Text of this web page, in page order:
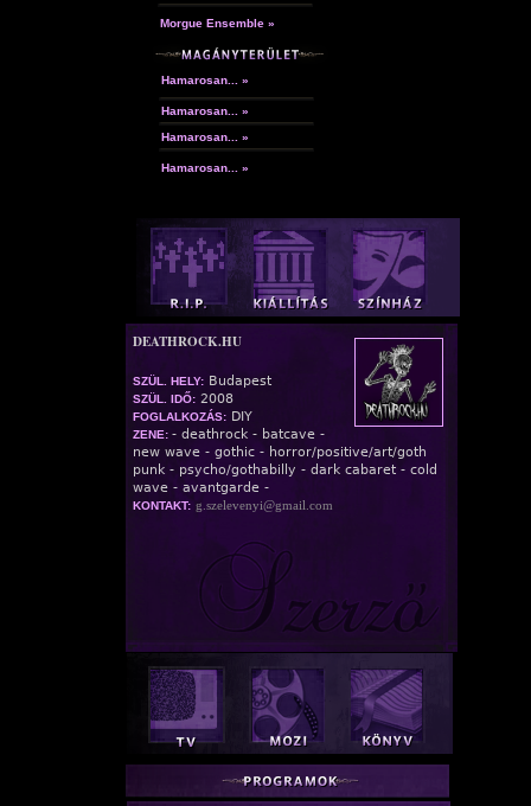
Morgue Ensemble »
Hamarosan... »
Hamarosan... »
Hamarosan... »
Hamarosan... »
DEATHROCK.HU
SZÜL. HELY: Budapest
SZÜL. IDŐ: 2008
FOGLALKOZÁS: DIY
ZENE: - deathrock - batcave -
new wave - gothic - horror/positive/art/goth
punk - psycho/gothabilly - dark cabaret - cold
wave - avantgarde -
KONTAKT: g.szelevenyi@gmail.com